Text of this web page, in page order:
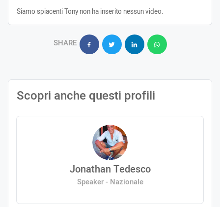
Siamo spiacenti Tony non ha inserito nessun video.
SHARE
Scopri anche questi profili
Jonathan Tedesco
Speaker - Nazionale